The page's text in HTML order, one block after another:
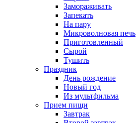
Замораживать
Запекать
На пару
Микроволновая печь
Приготовленный
Сырой
Тушить
Праздник
День рождение
Новый год
Из мультфильма
Прием пищи
Завтрак